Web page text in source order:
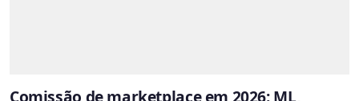
Comissão de marketplace em 2026: ML,